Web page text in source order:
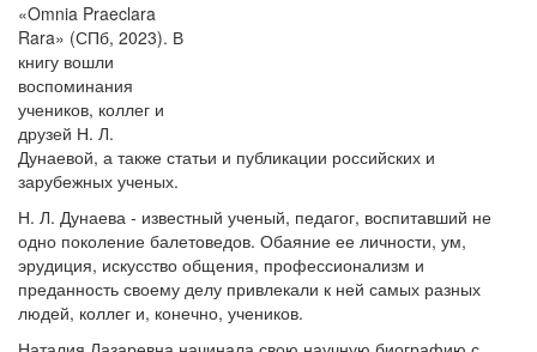
«Omnia Praeclara
Rara» (СПб, 2023). В
книгу вошли
воспоминания
учеников, коллег и
друзей Н. Л.
Дунаевой, а также статьи и публикации российских и
зарубежных ученых.
Н. Л. Дунаева - известный ученый, педагог, воспитавший не
одно поколение балетоведов. Обаяние ее личности, ум,
эрудиция, искусство общения, профессионализм и
преданность своему делу привлекали к ней самых разных
людей, коллег и, конечно, учеников.